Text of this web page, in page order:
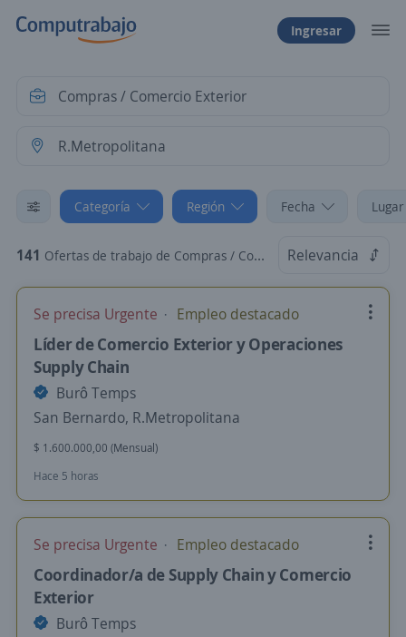
Ingresar
Categoría Región Fecha
141 Ofertas de trabajo de Compras / Comercio Exterior en R.Metropolitana Relevancia
Se precisa Urgente Empleo destacado
Líder de Comercio Exterior y Operaciones
Supply Chain
Burô Temps
San Bernardo, R.Metropolitana
$ 1.600.000,00 (Mensual)
Hace 5 horas
Se precisa Urgente Empleo destacado
Coordinador/a de Supply Chain y Comercio
Exterior
Burô Temps